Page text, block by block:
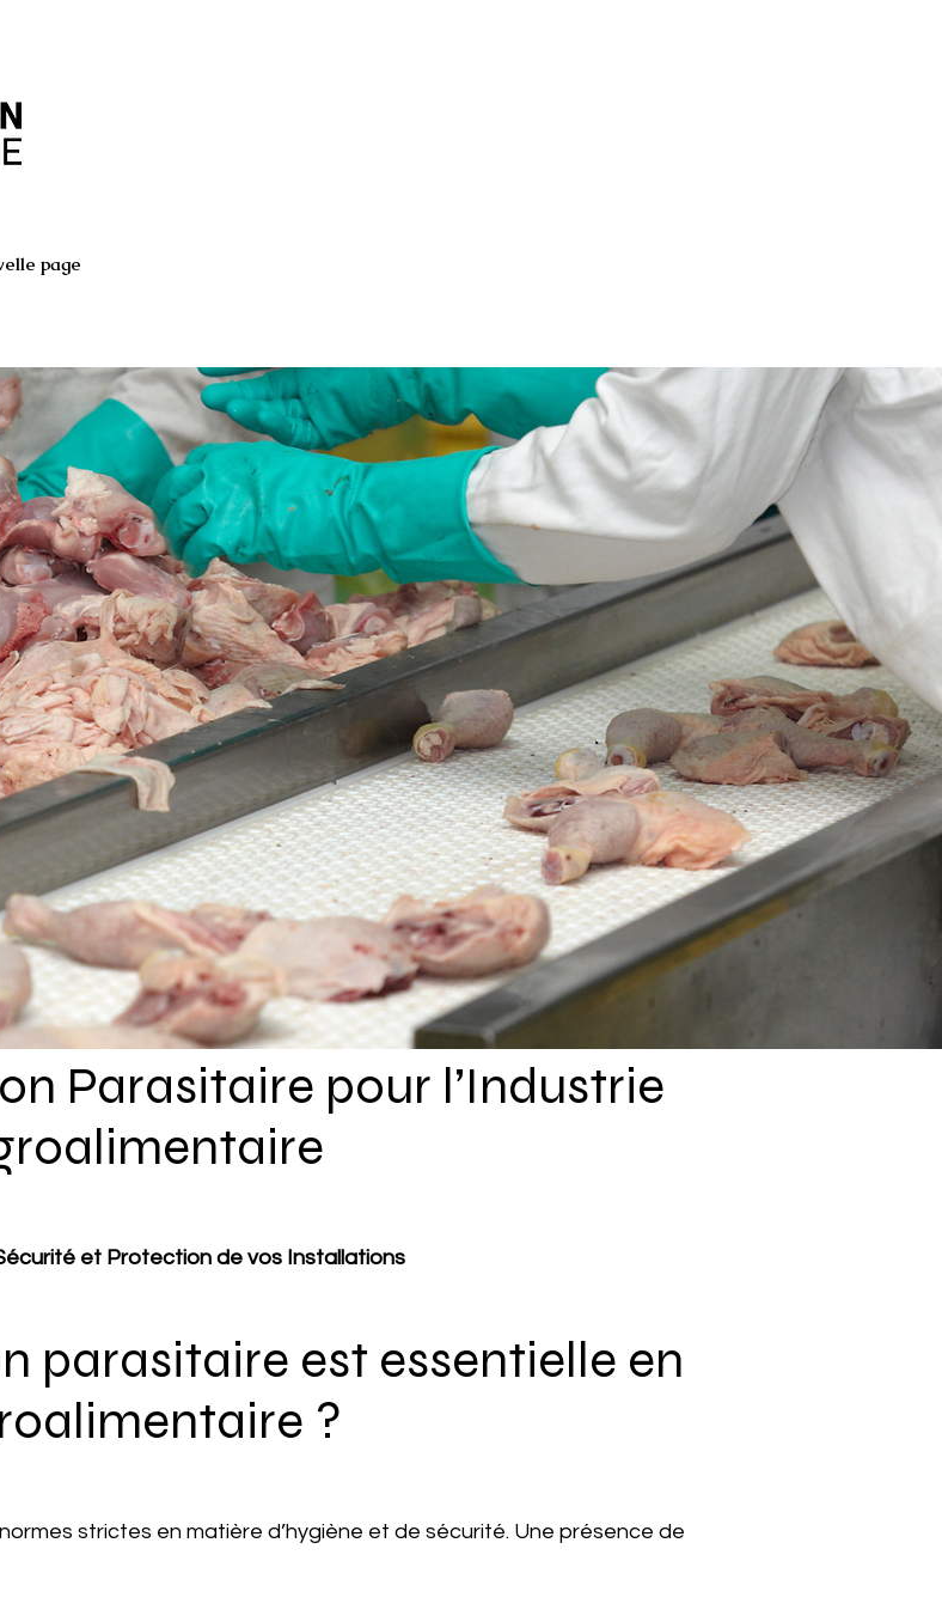
page
Parasitaire pour l’Industrie
et Protection de vos Installations
parasitaire est essentielle en
?
strictes en matière d’hygiène et de sécurité. Une présence de